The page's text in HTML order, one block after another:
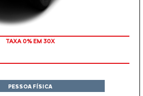
TAXA 0% EM 30X
PESSOA FÍSICA